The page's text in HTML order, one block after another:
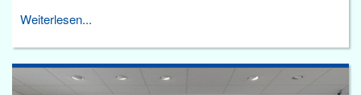
Weiterlesen...